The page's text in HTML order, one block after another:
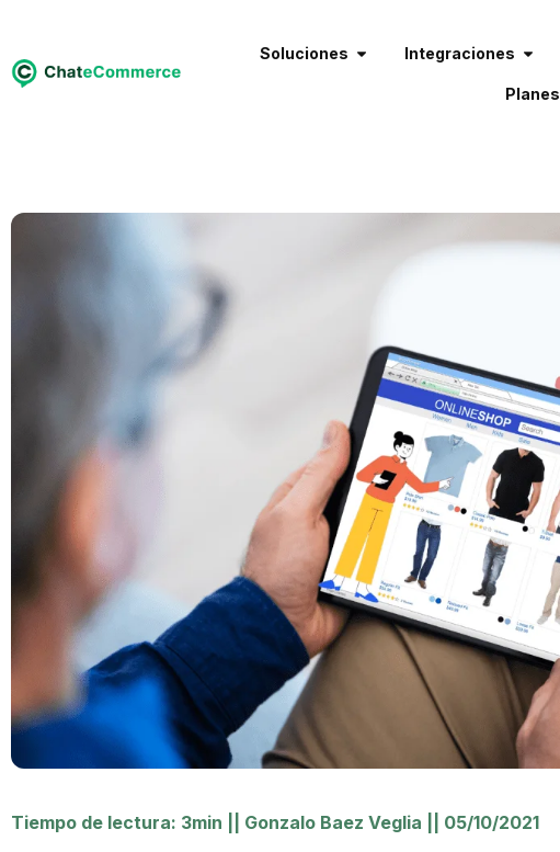
Soluciones Integraciones
Planes
Tiempo de lectura: 3min Gonzalo Baez Veglia 05/10/2021